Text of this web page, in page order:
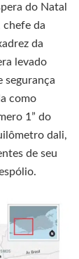
do Natal
chefe da
da
levado
segurança
como
1” do
dali,
de seu